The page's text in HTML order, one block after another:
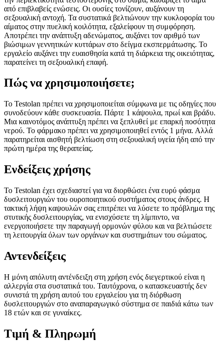
από επιβλαβείς ενώσεις. Οι ουσίες τονίζουν, αυξάνουν τη
σεξουαλική αντοχή. Τα συστατικά βελτιώνουν την κυκλοφορία του
αίματος στην πυελική κοιλότητα, εξαλείφουν τη συμφόρηση.
Αποτρέπει την ανάπτυξη αδενώματος, αυξάνει τον αριθμό των
βιώσιμων γεννητικών κυττάρων στο δείγμα εκσπερμάτωσης. Το
εργαλείο αυξάνει την ευαισθησία κατά τη διάρκεια της οικειότητας,
παρατείνει τη σεξουαλική επαφή.
Πώς να χρησιμοποιήσετε;
Το Testolan πρέπει να χρησιμοποιείται σύμφωνα με τις οδηγίες που
συνοδεύουν κάθε συσκευασία. Πάρτε 1 κάψουλα, πρωί και βράδυ.
Μια καινοτόμος ανάπτυξη πρέπει να ξεπλυθεί με επαρκή ποσότητα
νερού. Το φάρμακο πρέπει να χρησιμοποιηθεί εντός 1 μήνα. Αλλά
παρατηρείται αισθητή βελτίωση στη σεξουαλική υγεία ήδη από την
πρώτη ημέρα της θεραπείας.
Ενδείξεις χρήσης
Το Testolan έχει σχεδιαστεί για να διορθώσει ένα ευρύ φάσμα
δυσλειτουργιών του ουροποιητικού συστήματος στους άνδρες. Η
τακτική λήψη καψουλών σας επιτρέπει να λύσετε το πρόβλημα της
στυτικής δυσλειτουργίας, να ενισχύσετε τη λίμπιντο, να
ενεργοποιήσετε την παραγωγή ορμονών φύλου και να βελτιώσετε
τη λειτουργία όλων των οργάνων και συστημάτων του σώματος.
Αντενδείξεις
Η μόνη απόλυτη αντένδειξη στη χρήση ενός διεγερτικού είναι η
αλλεργία στα συστατικά του. Ταυτόχρονα, ο κατασκευαστής δεν
συνιστά τη χρήση αυτού του εργαλείου για τη διόρθωση
δυσλειτουργιών στο αναπαραγωγικό σύστημα σε παιδιά κάτω των
18 ετών και σε γυναίκες.
Τιμή & Πληρωμή